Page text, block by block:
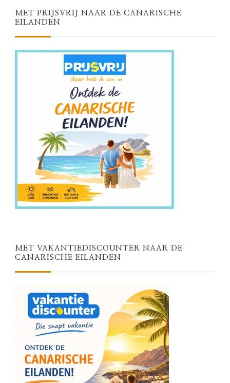
MET PRIJSVRIJ NAAR DE CANARISCHE
EILANDEN
MET VAKANTIEDISCOUNTER NAAR DE
CANARISCHE EILANDEN